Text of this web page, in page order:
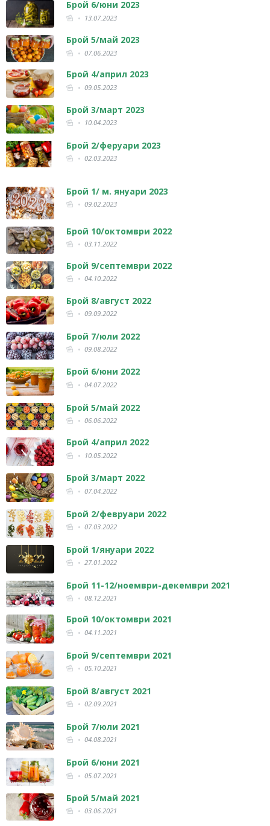
Брой 6/юни 2023
13.07.2023
Брой 5/май 2023
07.06.2023
Брой 4/април 2023
09.05.2023
Брой 3/март 2023
10.04.2023
Брой 2/феруари 2023
02.03.2023
Брой 1/ м. януари 2023
09.02.2023
Брой 10/октомври 2022
03.11.2022
Брой 9/септември 2022
04.10.2022
Брой 8/август 2022
09.09.2022
Брой 7/юли 2022
09.08.2022
Брой 6/юни 2022
04.07.2022
Брой 5/май 2022
06.06.2022
Брой 4/април 2022
10.05.2022
Брой 3/март 2022
07.04.2022
Брой 2/февруари 2022
07.03.2022
Брой 1/януари 2022
27.01.2022
Брой 11-12/ноември-декември 2021
08.12.2021
Брой 10/октомври 2021
04.11.2021
Брой 9/септември 2021
05.10.2021
Брой 8/август 2021
02.09.2021
Брой 7/юли 2021
04.08.2021
Брой 6/юни 2021
05.07.2021
Брой 5/май 2021
03.06.2021